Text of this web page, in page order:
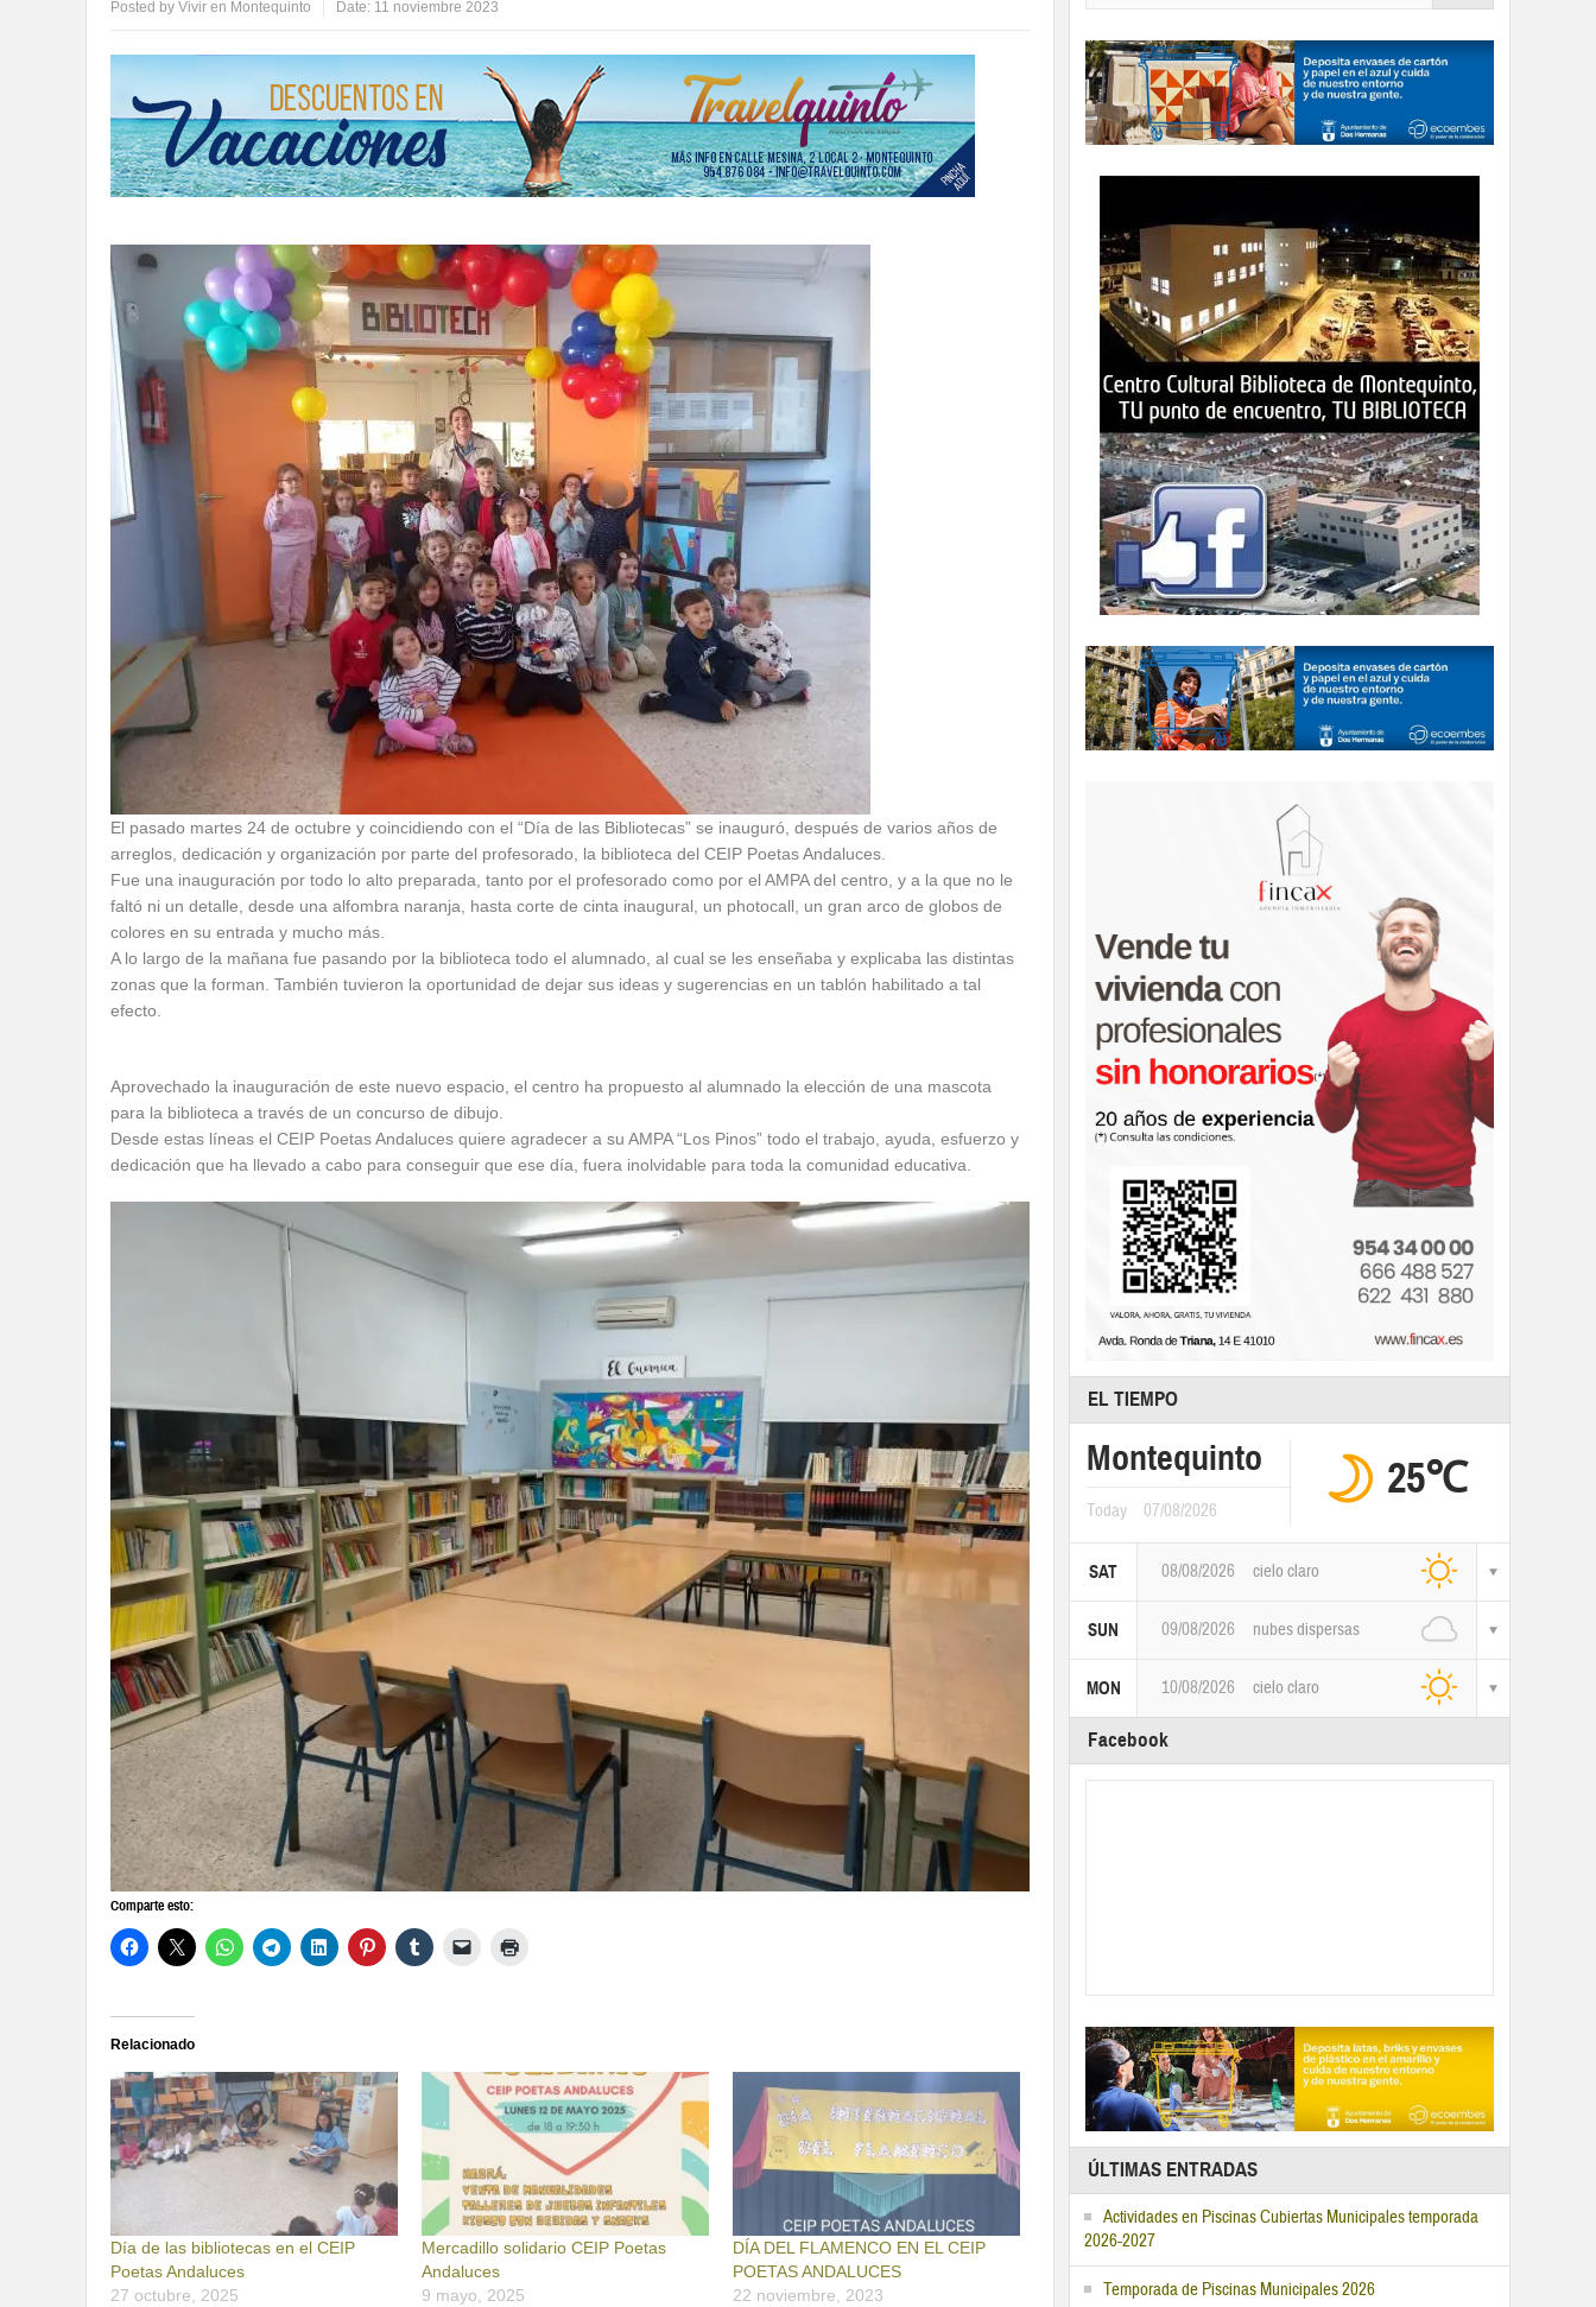
Posted by Vivir en Montequinto Date: 11 noviembre 2023
El pasado martes 24 de octubre y coincidiendo con el “Día de las Bibliotecas” se inauguró, después de varios años de
arreglos, dedicación y organización por parte del profesorado, la biblioteca del CEIP Poetas Andaluces.
Fue una inauguración por todo lo alto preparada, tanto por el profesorado como por el AMPA del centro, y a la que no le
faltó ni un detalle, desde una alfombra naranja, hasta corte de cinta inaugural, un photocall, un gran arco de globos de
colores en su entrada y mucho más.
A lo largo de la mañana fue pasando por la biblioteca todo el alumnado, al cual se les enseñaba y explicaba las distintas
zonas que la forman. También tuvieron la oportunidad de dejar sus ideas y sugerencias en un tablón habilitado a tal
efecto.
Aprovechado la inauguración de este nuevo espacio, el centro ha propuesto al alumnado la elección de una mascota
para la biblioteca a través de un concurso de dibujo.
Desde estas líneas el CEIP Poetas Andaluces quiere agradecer a su AMPA “Los Pinos” todo el trabajo, ayuda, esfuerzo y
dedicación que ha llevado a cabo para conseguir que ese día, fuera inolvidable para toda la comunidad educativa.
Comparte esto:
Relacionado
Día de las bibliotecas en el CEIP
Poetas Andaluces
27 octubre, 2025
Mercadillo solidario CEIP Poetas
Andaluces
9 mayo, 2025
DÍA DEL FLAMENCO EN EL CEIP
POETAS ANDALUCES
22 noviembre, 2023
EL TIEMPO
Montequinto
Today 07/08/2026
25℃
SAT 08/08/2026 cielo claro
SUN 09/08/2026 nubes dispersas
MON 10/08/2026 cielo claro
Facebook
ÚLTIMAS ENTRADAS
Actividades en Piscinas Cubiertas Municipales temporada
2026-2027
Temporada de Piscinas Municipales 2026